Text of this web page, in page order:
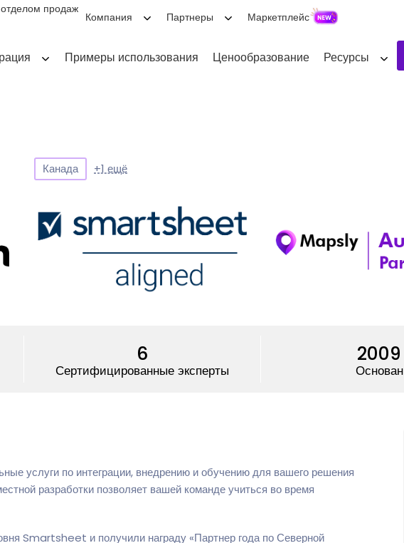
продаж
Компания Партнеры Маркетплейс
Примеры использования Ценообразование Ресурсы
Канада +1 ещё
6
Сертифицированные эксперты
2009
Основан
услуги по интеграции, внедрению и обучению для вашего решения
разработки позволяет вашей команде учиться во время
Smartsheet и получили награду «Партнер года по Северной